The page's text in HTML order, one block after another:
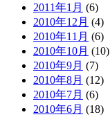
2011年1月 (6)
2010年12月 (4)
2010年11月 (6)
2010年10月 (10)
2010年9月 (7)
2010年8月 (12)
2010年7月 (6)
2010年6月 (18)